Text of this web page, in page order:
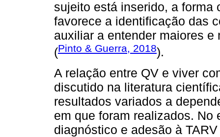
sujeito está inserido, a forma
favorece a identificação das
auxiliar a entender maiores
(Pinto & Guerra, 2018).
A relação entre QV e viver
discutido na literatura
resultados variados a
em que foram realizados. No
diagnóstico e adesão à